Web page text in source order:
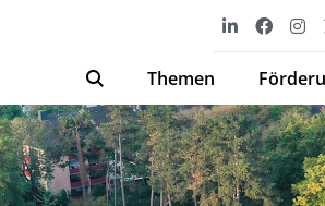
Themen